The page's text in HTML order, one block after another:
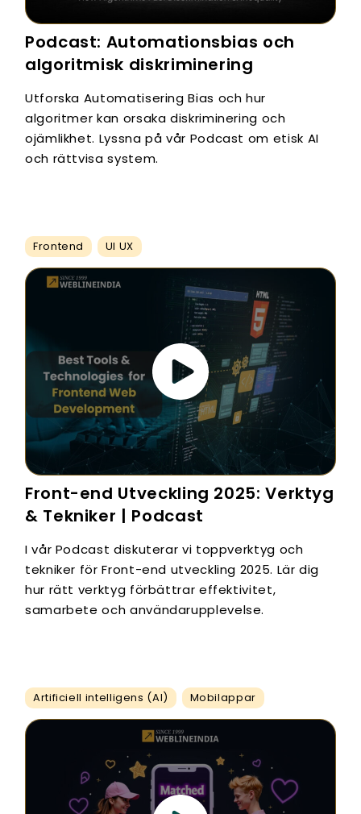
Podcast: Automationsbias och
algoritmisk diskriminering
Utforska Automatisering Bias och hur
algoritmer kan orsaka diskriminering och
ojämlikhet. Lyssna på vår Podcast om etisk AI
och rättvisa system.
Frontend UI UX
Front-end Utveckling 2025: Verktyg
& Tekniker | Podcast
I vår Podcast diskuterar vi toppverktyg och
tekniker för Front-end utveckling 2025. Lär dig
hur rätt verktyg förbättrar effektivitet,
samarbete och användarupplevelse.
Artificiell intelligens (AI) Mobilappar